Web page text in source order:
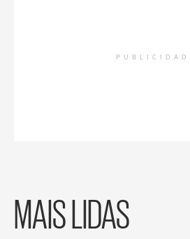
MAIS LIDAS